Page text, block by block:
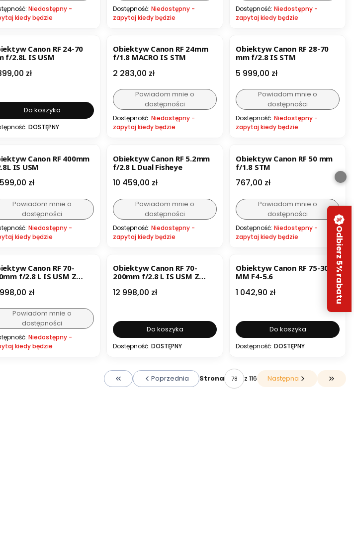
Niedostępny -
kiedy będzie
Dostępność: Niedostępny -
zapytaj kiedy będzie
Dostępność: Niedostępny -
zapytaj kiedy będzie
Canon RF 24-70
f/2.8L IS USM
zł
Do koszyka
DOSTĘPNY
Obiektyw Canon RF 24mm
f/1.8 MACRO IS STM
Cena
2 283,00 zł
Powiadom mnie o
dostępności
Dostępność: Niedostępny -
zapytaj kiedy będzie
Obiektyw Canon RF 28-70
mm f/2.8 IS STM
Cena
5 999,00 zł
Powiadom mnie o
dostępności
Dostępność: Niedostępny -
zapytaj kiedy będzie
Canon RF 400mm
IS USM
zł
Powiadom mnie o
dostępności
Niedostępny -
kiedy będzie
Obiektyw Canon RF 5.2mm
f/2.8 L Dual Fisheye
Cena
10 459,00 zł
Powiadom mnie o
dostępności
Dostępność: Niedostępny -
zapytaj kiedy będzie
Obiektyw Canon RF 50 mm
f/1.8 STM
Cena
767,00 zł
Powiadom mnie o
dostępności
Dostępność: Niedostępny -
zapytaj kiedy będzie
Canon RF 70-
f/2.8 L IS USM Z
zł
Powiadom mnie o
dostępności
Niedostępny -
kiedy będzie
Obiektyw Canon RF 70-
200mm f/2.8 L IS USM Z
Cena
12 998,00 zł
Do koszyka
Dostępność: DOSTĘPNY
Obiektyw Canon RF 75-300
MM F4-5.6
Cena
1 042,90 zł
Do koszyka
Dostępność: DOSTĘPNY
Wróć do pierwszej strony z produktami
Poprzednia Strona z 116 Następna
Odbierz 5% rabatu